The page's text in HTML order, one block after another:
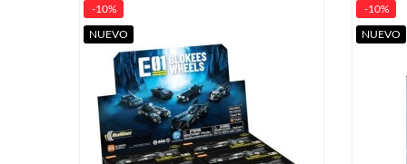
-10%
NUEVO
-10%
NUEVO